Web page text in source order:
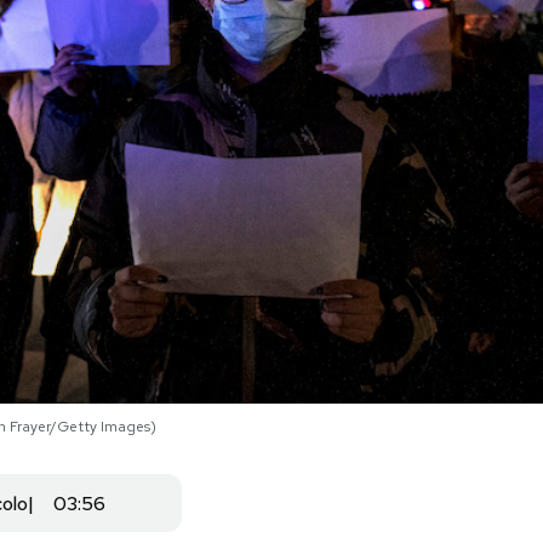
Frayer/Getty Images)
03:56